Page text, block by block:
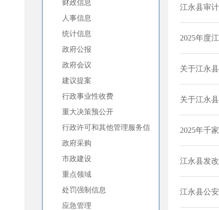
财政信息
人事信息
统计信息
政府公报
政府会议
建议提案
行政事业性收费
重大决策预公开
行政许可和其他管理服务信
息
政府采购
市政建设
重点领域
处罚强制信息
应急管理